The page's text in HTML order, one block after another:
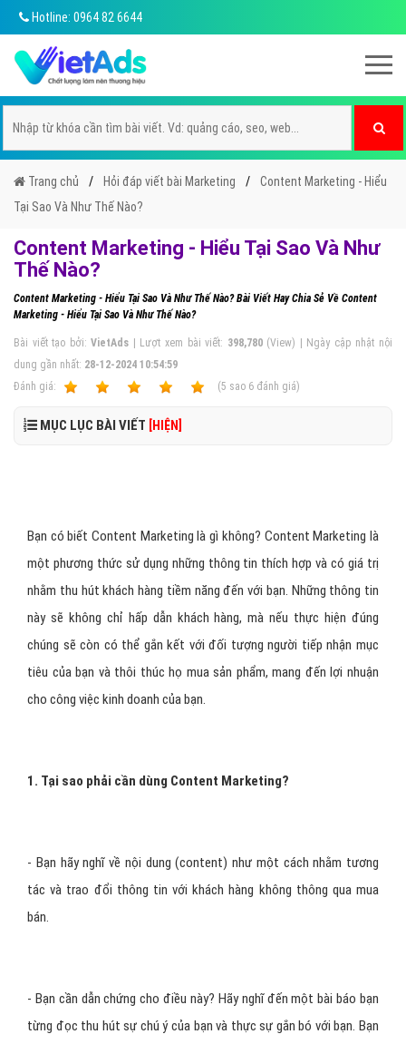
Hotline: 0964 82 6644
Trang chủ Hỏi đáp viết bài Marketing
Content Marketing - Hiểu
Tại Sao Và Như Thế Nào?
Content Marketing - Hiểu Tại Sao Và Như
Thế Nào?
Content Marketing - Hiểu Tại Sao Và Như Thế Nào? Bài Viết Hay Chia Sẻ Về Content
Marketing - Hiểu Tại Sao Và Như Thế Nào?
Bài viết tạo bởi:VietAds | Lượt xem bài viết: 398,780(View) | Ngày cập nhật nội
dung gần nhất: 28-12-2024 10:54:59
Ðánh giá:
(5 sao 6 đánh giá)
MỤC LỤC BÀI VIẾT [HIỆN]
Bạn có biết Content Marketing là gì không? Content Marketing là
một phương thức sử dụng những thông tin thích hợp và có giá trị
nhằm thu hút khách hàng tiềm năng đến với bạn. Những thông tin
này sẽ không chỉ hấp dẫn khách hàng, mà nếu thực hiện đúng
chúng sẽ còn có thể gắn kết với đối tượng người tiếp nhận mục
tiêu của bạn và thôi thúc họ mua sản phẩm, mang đến lợi nhuận
cho công việc kinh doanh của bạn.
1. Tại sao phải cần dùng Content Marketing?
- Bạn hãy nghĩ về nội dung (content) như một cách nhằm tương
tác và trao đổi thông tin với khách hàng không thông qua mua
bán.
- Bạn cần dẫn chứng cho điều này? Hãy nghĩ đến một bài báo bạn
từng đọc thu hút sự chú ý của bạn và thực sự gắn bó với bạn. Bạn